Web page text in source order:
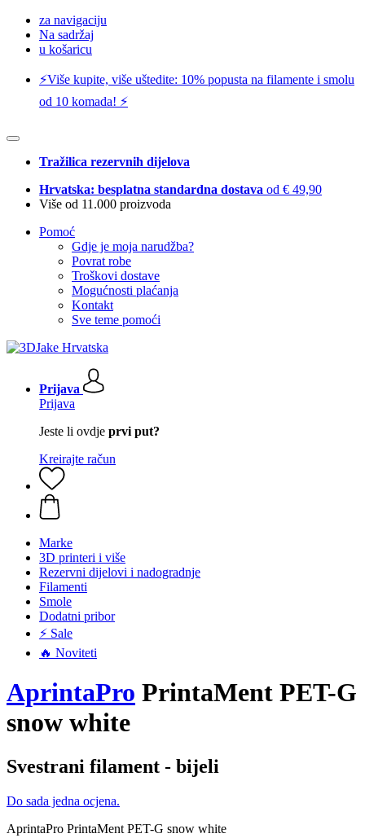
za navigaciju
Na sadržaj
u košaricu
⚡️Više kupite, više uštedite: 10% popusta na filamente i smolu
od 10 komada! ⚡️
Tražilica rezervnih dijelova
Hrvatska: besplatna standardna dostava od € 49,90
Više od 11.000 proizvoda
Pomoć
Gdje je moja narudžba?
Povrat robe
Troškovi dostave
Mogućnosti plaćanja
Kontakt
Sve teme pomoći
Prijava
Prijava
Jeste li ovdje prvi put?
Kreirajte račun
Marke
3D printeri i više
Rezervni dijelovi i nadogradnje
Filamenti
Smole
Dodatni pribor
⚡ Sale
🔥 Noviteti
AprintaPro PrintaMent PET-G
snow white
Svestrani filament - bijeli
Do sada jedna ocjena.
AprintaPro PrintaMent PET-G snow white